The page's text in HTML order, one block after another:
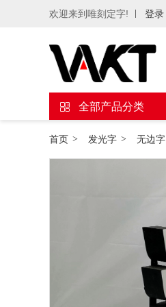
欢迎来到唯刻定字! 登录
全部产品分类
首页 > 发光字 > 无边字